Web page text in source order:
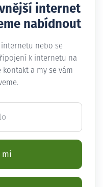
internet
nabídnout
nebo se
k internetu na
kontakt a my se vám
mi